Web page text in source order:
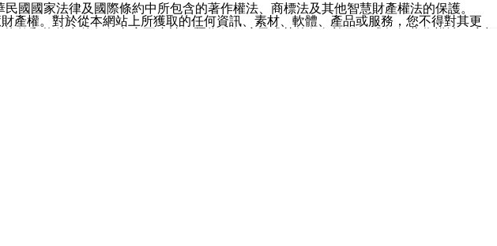
國國家法律及國際條約中所包含的著作權法、商標法及其他智慧財產權法的保護。
產權。對於從本網站上所獲取的任何資訊、素材、軟體、產品或服務，您不得對其更